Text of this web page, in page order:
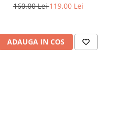
160,00 Lei119,00 Lei
ADAUGA IN COS